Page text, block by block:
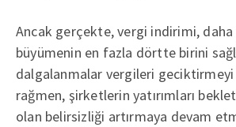
Ancak gerçekte, vergi indirimi, daha
büyümenin en fazla dörtte birini
dalgalanmalar vergileri
rağmen, şirketlerin yatırımları
olan belirsizliği artırmaya devam